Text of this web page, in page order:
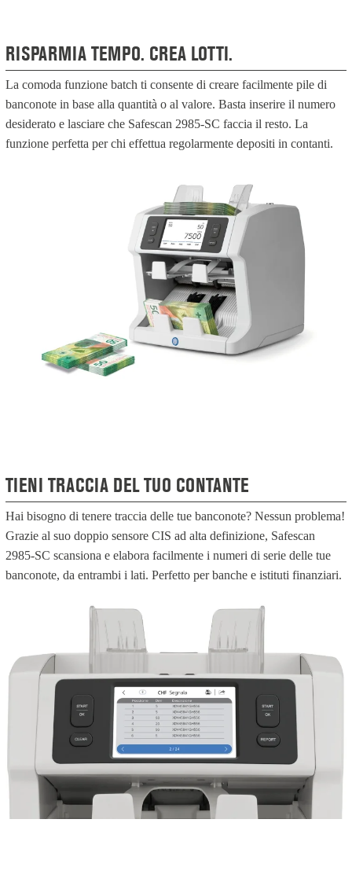
RISPARMIA TEMPO. CREA LOTTI.
La comoda funzione batch ti consente di creare facilmente pile di
banconote in base alla quantità o al valore. Basta inserire il numero
desiderato e lasciare che Safescan 2985-SC faccia il resto. La
funzione perfetta per chi effettua regolarmente depositi in contanti.
TIENI TRACCIA DEL TUO CONTANTE
Hai bisogno di tenere traccia delle tue banconote? Nessun problema!
Grazie al suo doppio sensore CIS ad alta definizione, Safescan
2985-SC scansiona e elabora facilmente i numeri di serie delle tue
banconote, da entrambi i lati. Perfetto per banche e istituti finanziari.